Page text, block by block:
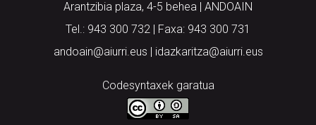
Arantzibia plaza, 4-5 behea | ANDOAIN
Tel.: 943 300 732 | Faxa: 943 300 731
andoain@aiurri.eus | idazkaritza@aiurri.eus
Codesyntaxek garatua